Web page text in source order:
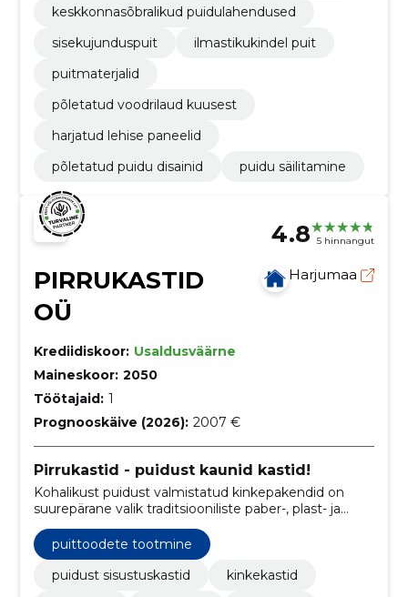
keskkonnasõbralikud puidulahendused
sisekujunduspuit
ilmastikukindel puit
puitmaterjalid
põletatud voodrilaud kuusest
harjatud lehise paneelid
põletatud puidu disainid
puidu säilitamine
4.8 5 hinnangut
PIRRUKASTID
OÜ
Harjumaa
Krediidiskoor: Usaldusväärne
Maineskoor: 2050
Töötajaid: 1
Prognooskäive (2026): 2007 €
Pirrukastid - puidust kaunid kastid!
Kohalikust puidust valmistatud kinkepakendid on
suurepärane valik traditsiooniliste paber-, plast- ja
toodete jaoks. Kastidele saame lisada sinu ettevõtte
logo või lihtsalt kauneid tervitusi, mis annavad
kingitusele isikupära.
puittoodete tootmine
puidust sisustuskastid
kinkekastid